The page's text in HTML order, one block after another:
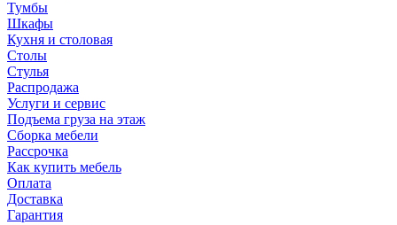
Тумбы
Шкафы
Кухня и столовая
Столы
Стулья
Распродажа
Услуги и сервис
Подъема груза на этаж
Сборка мебели
Рассрочка
Как купить мебель
Оплата
Доставка
Гарантия